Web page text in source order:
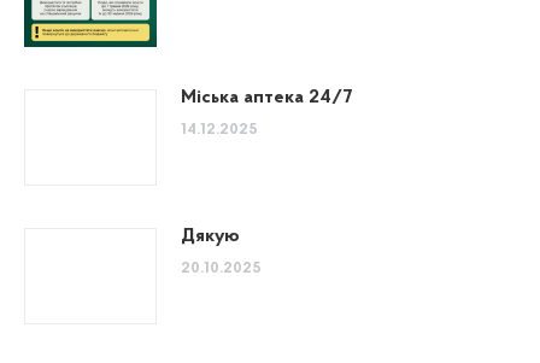
Міська аптека 24/7
14.12.2025
Дякую
20.10.2025